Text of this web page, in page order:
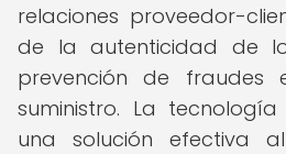
relaciones proveedor-
de la autenticidad de
prevención de
suministro. La
una solución efectiva